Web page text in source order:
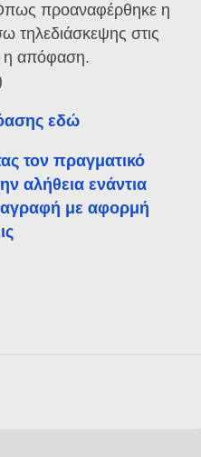
προαναφέρθηκε η
τηλεδιάσκεψης στις
η απόφαση.
εδώ
τον πραγματικό
αλήθεια ενάντια
με αφορμή